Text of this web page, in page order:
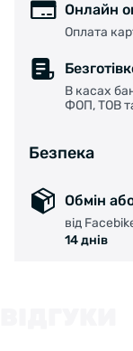
Онлайн
Оплата
В касах
ФОП, ТОВ
Безпека
Обмін
від
14 днів